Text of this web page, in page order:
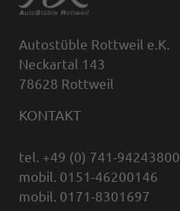
Autostüble Rottweil e.K.
Neckartal 143
78628 Rottweil
KONTAKT
tel. +49 (0) 741-94243800
mobil. 0151-46200146
mobil. 0171-8301697